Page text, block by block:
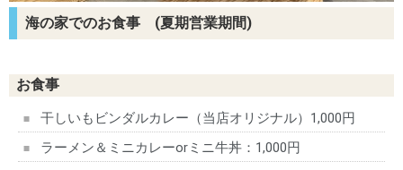
海の家でのお食事 (夏期営業期間)
お食事
干しいもビンダルカレー（当店オリジナル）1,000円
ラーメン＆ミニカレーorミニ牛丼：1,000円